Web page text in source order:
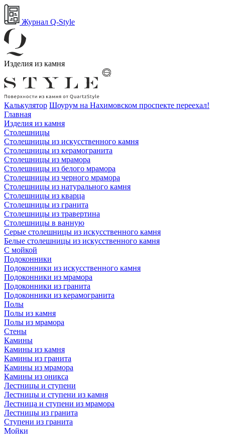
Журнал Q-Style
Изделия из камня
Калькулятор Шоурум на Нахимовском проспекте переехал!
Главная
Изделия из камня
Столешницы
Столешницы из искусственного камня
Столешницы из керамогранита
Столешницы из мрамора
Столешницы из белого мрамора
Столешницы из черного мрамора
Столешницы из натурального камня
Столешницы из кварца
Столешницы из гранита
Столешницы из травертина
Столешницы в ванную
Серые столешницы из искусственного камня
Белые столешницы из искусственного камня
С мойкой
Подоконники
Подоконники из искусственного камня
Подоконники из мрамора
Подоконники из гранита
Подоконники из керамогранита
Полы
Полы из камня
Полы из мрамора
Стены
Камины
Камины из камня
Камины из гранита
Камины из мрамора
Камины из оникса
Лестницы и ступени
Лестницы и ступени из камня
Лестница и ступени из мрамора
Лестницы из гранита
Ступени из гранита
Мойки